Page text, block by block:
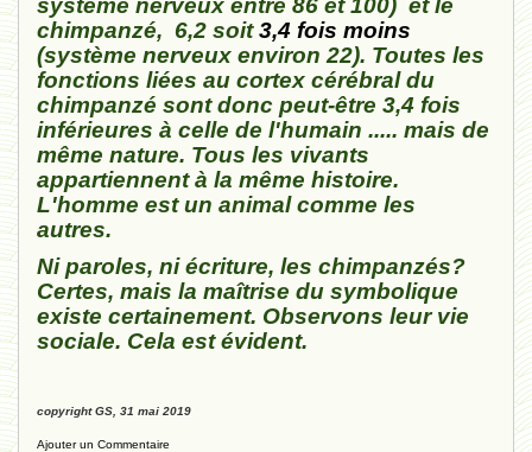
système nerveux entre 86 et 100) et le
chimpanzé, 6,2 soit3,4 fois moins
(système nerveux environ 22). Toutes les
fonctions liées au cortex cérébral du
chimpanzé sont donc peut-être 3,4 fois
inférieures à celle de l'humain ..... mais de
même nature. Tous les vivants
appartiennent à la même histoire.
L'homme est un animal comme les
autres.
Ni paroles, ni écriture, les chimpanzés?
Certes, mais la maîtrise du symbolique
existe certainement. Observons leur vie
sociale. Cela est évident.
copyright GS, 31 mai 2019
Ajouter un Commentaire